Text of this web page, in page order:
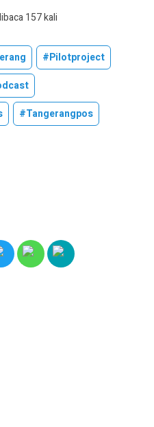
157 kali
#pilotproject
#tangerangpos